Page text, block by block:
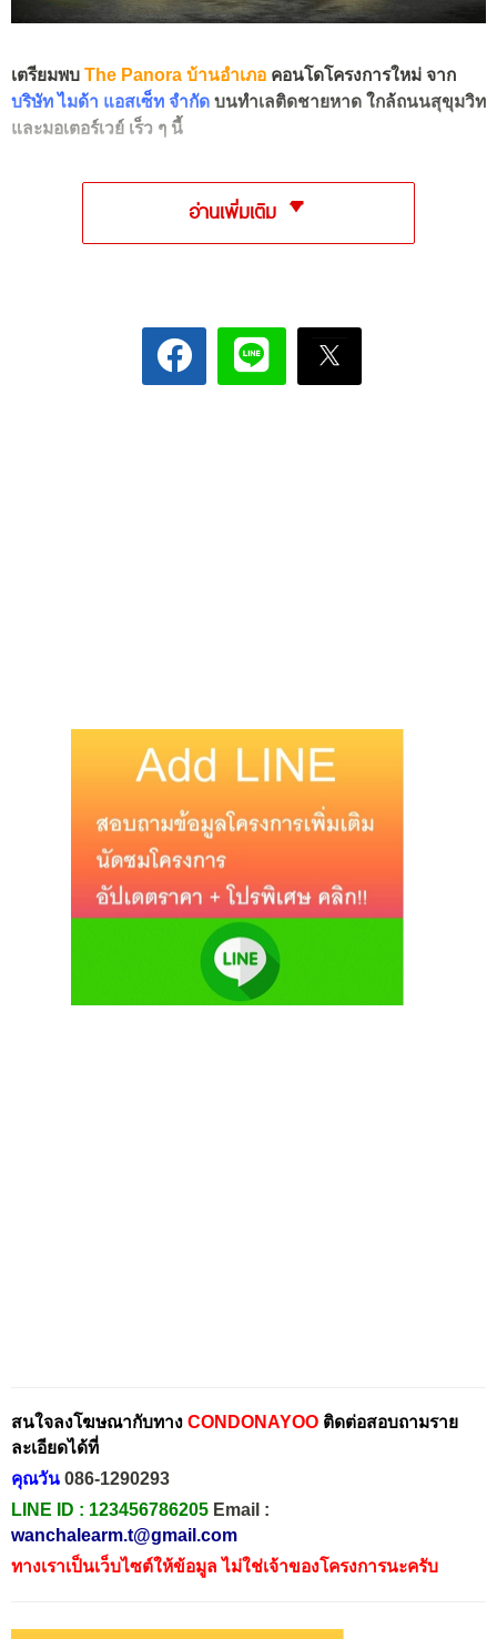
เตรียมพบ The Panora บ้านอำเภอ คอนโดโครงการใหม่ จาก
บริษัท ไมด้า แอสเซ็ท จำกัด บนทำเลติดชายหาด ใกล้ถนนสุขุมวิท
และมอเตอร์เวย์ เร็ว ๆ นี้
อ่านเพิ่มเติม
สนใจลงโฆษณากับทาง CONDONAYOO ติดต่อสอบถามราย
ละเอียดได้ที่
คุณวัน 086-1290293
LINE ID : 123456786205 Email :
wanchalearm.t@gmail.com
ทางเราเป็นเว็บไซต์ให้ข้อมูล ไม่ใช่เจ้าของโครงการนะครับ